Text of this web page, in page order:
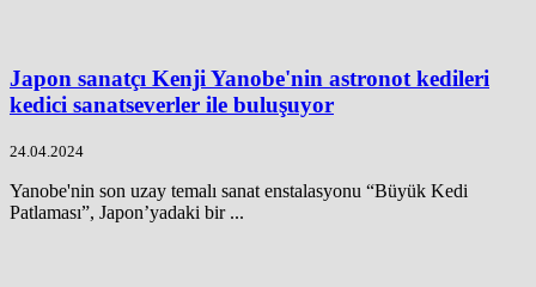
Japon sanatçı Kenji Yanobe'nin astronot kedileri
kedici sanatseverler ile buluşuyor
24.04.2024
Yanobe'nin son uzay temalı sanat enstalasyonu “Büyük Kedi
Patlaması”, Japon’yadaki bir ...